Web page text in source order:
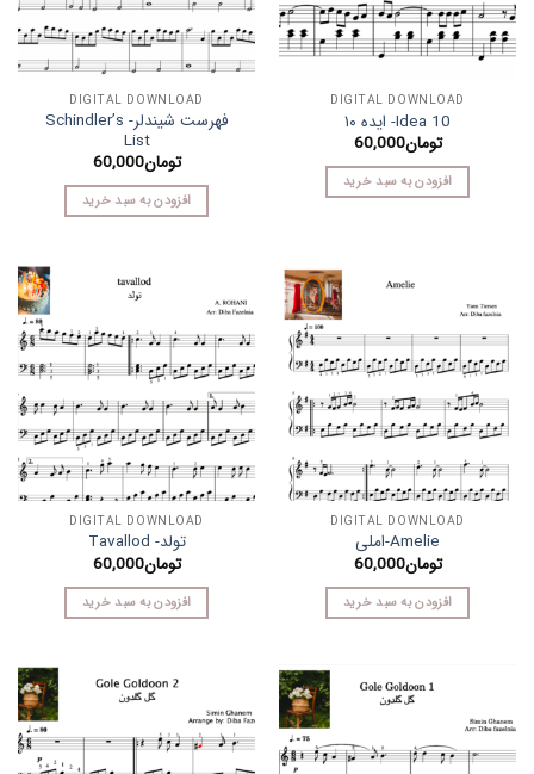
DIGITAL DOWNLOAD
Idea 10- ایده ۱۰
تومان60,000
افزودن به سبد خرید
DIGITAL DOWNLOAD
فهرست شیندلر- Schindler’s
List
تومان60,000
افزودن به سبد خرید
DIGITAL DOWNLOAD
Amelie-املی
تومان60,000
افزودن به سبد خرید
DIGITAL DOWNLOAD
تولد- Tavallod
تومان60,000
افزودن به سبد خرید